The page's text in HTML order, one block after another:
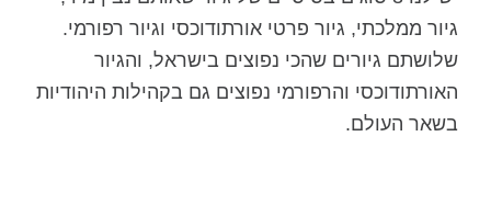
גיור ממלכתי, גיור פרטי אורתודוכסי וגיור רפורמי.
שלושתם גיורים שהכי נפוצים בישראל, והגיור
האורתודוכסי והרפורמי נפוצים גם בקהילות היהודיות
בשאר העולם.